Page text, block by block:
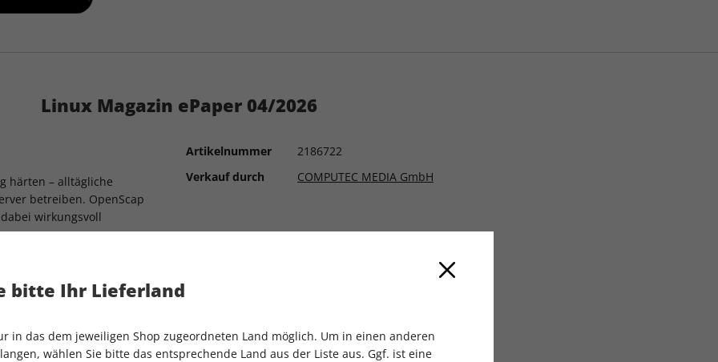
Linux Magazin ePaper 04/2026
härten – alltägliche
betreiben. OpenScap
wirkungsvoll
nicht nur hinsichtlich
Anwender auch vor
der Einführung in
außerdem erwacht
Artikelnummer
2186722
Verkauf durch
COMPUTEC MEDIA GmbH
bitte Ihr Lieferland
in das dem jeweiligen Shop zugeordneten Land möglich. Um in einen anderen
wählen Sie bitte das entsprechende Land aus der Liste aus. Ggf. ist eine